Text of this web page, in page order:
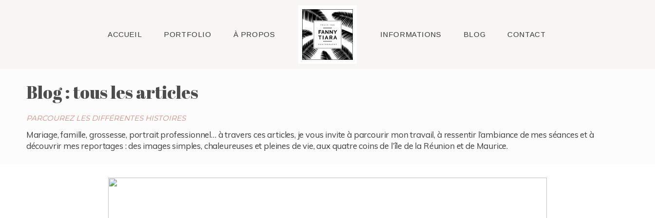
ACCUEIL PORTFOLIO À PROPOS Raleigh INFORMATIONS BLOG CONTACT
Blog : tous les articles
PARCOUREZ LES DIFFÉRENTES HISTOIRES
Mariage, famille, grossesse, portrait professionnel… à travers ces articles, je vous invite à parcourir mon travail, à ressentir l’ambiance de mes séances et à
découvrir mes reportages : des images simples, chaleureuses et pleines de vie, aux quatre coins de l’île de la Réunion et de Maurice.